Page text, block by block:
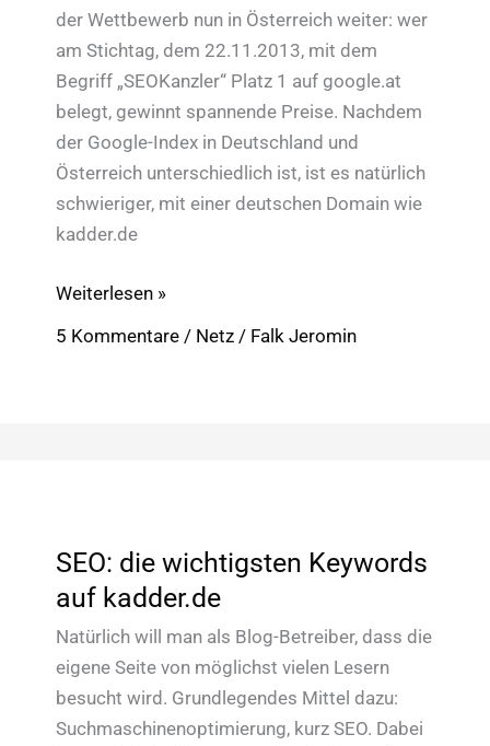
der Wettbewerb nun in Österreich weiter: wer
am Stichtag, dem 22.11.2013, mit dem
Begriff „SEOKanzler“ Platz 1 auf google.at
belegt, gewinnt spannende Preise. Nachdem
der Google-Index in Deutschland und
Österreich unterschiedlich ist, ist es natürlich
schwieriger, mit einer deutschen Domain wie
kadder.de
Wer
Weiterlesen »
5 Kommentare / Netz / Falk Jeromin
SEO: die wichtigsten Keywords
auf kadder.de
Natürlich will man als Blog-Betreiber, dass die
eigene Seite von möglichst vielen Lesern
besucht wird. Grundlegendes Mittel dazu:
Suchmaschinenoptimierung, kurz SEO. Dabei